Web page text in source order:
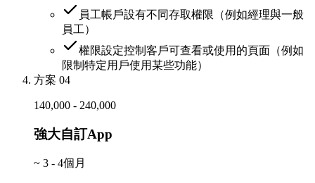
員工帳戶設有不同存取權限（例如經理與一般
員工）
權限設定控制客戶可查看或使用的頁面（例如
限制特定用戶使用某些功能）
方案 04
140,000 - 240,000
強大自訂App
~ 3 - 4個月